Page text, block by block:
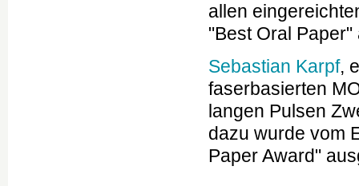
allen
"Best Oral
Sebastian Karpf,
faserbasierten
langen Pulsen
dazu wurde vom
Paper Award"